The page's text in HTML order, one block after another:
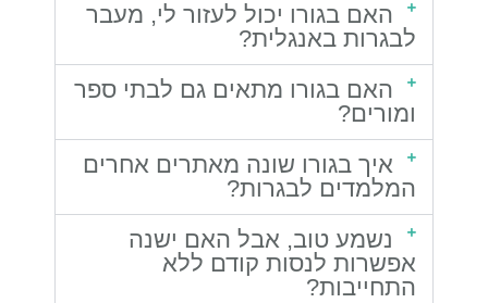
האם בגורו יכול לעזור לי, מעבר
לבגרות באנגלית?
האם בגורו מתאים גם לבתי ספר
ומורים?
איך בגורו שונה מאתרים אחרים
המלמדים לבגרות?
נשמע טוב, אבל האם ישנה
אפשרות לנסות קודם ללא
התחייבות?